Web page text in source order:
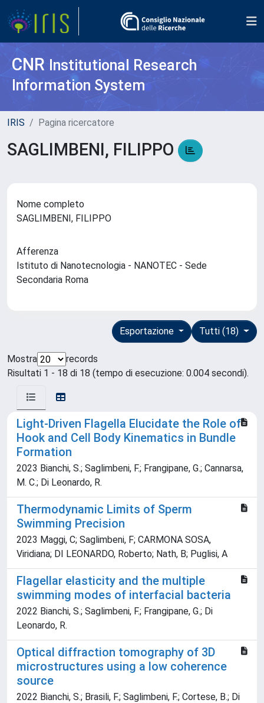
CNR Institutional Research
Information System
IRIS Pagina ricercatore
SAGLIMBENI, FILIPPO
Nome completo
SAGLIMBENI, FILIPPO
Afferenza
Istituto di Nanotecnologia - NANOTEC - Sede
Secondaria Roma
Tutti (18)
Esportazione
Mostra
records
Risultati 1 - 18 di 18 (tempo di esecuzione: 0.004 secondi).
Light-Driven Flagella Elucidate the Role of
Hook and Cell Body Kinematics in Bundle
Formation
2023 Bianchi, S.; Saglimbeni, F.; Frangipane, G.; Cannarsa,
M. C.; Di Leonardo, R.
Thermodynamic Limits of Sperm
Swimming Precision
2023 Maggi, C; Saglimbeni, F; CARMONA SOSA,
Viridiana; DI LEONARDO, Roberto; Nath, B; Puglisi, A
Flagellar elasticity and the multiple
swimming modes of interfacial bacteria
2022 Bianchi, S.; Saglimbeni, F.; Frangipane, G.; Di
Leonardo, R.
Optical diffraction tomography of 3D
microstructures using a low coherence
source
2022 Bianchi, S.; Brasili, F.; Saglimbeni, F.; Cortese, B.; Di